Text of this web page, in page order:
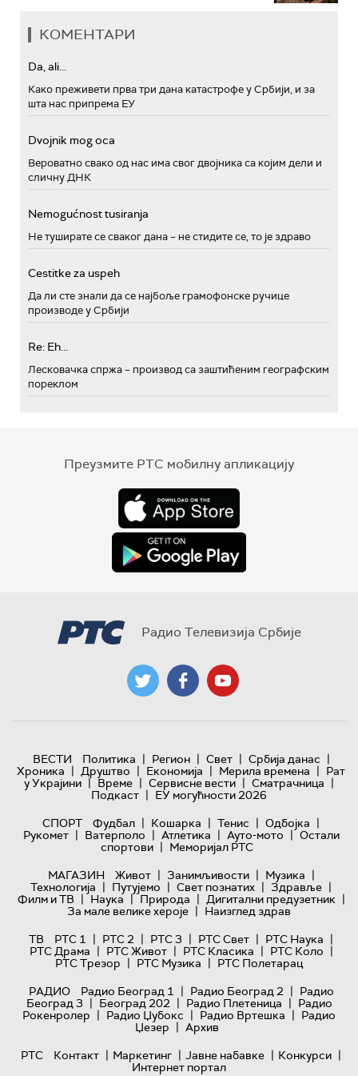
КОМЕНТАРИ
Da, ali...
Како преживети прва три дана катастрофе у Србији, и за
шта нас припрема ЕУ
Dvojnik mog oca
Вероватно свако од нас има свог двојника са којим дели и
сличну ДНК
Nemogućnost tusiranja
Не туширате се сваког дана – не стидите се, то је здраво
Cestitke za uspeh
Да ли сте знали да се најбоље грамофонске ручице
производе у Србији
Re: Eh...
Лесковачка спржа – производ са заштићеним географским
пореклом
Преузмите РТС мобилну апликацију
Радио Телевизија Србије
ВЕСТИ Политика | Регион | Свет | Србија данас |
Хроника | Друштво | Економија | Мерила времена | Рат
у Украјини | Време | Сервисне вести | Сматрачница |
Подкаст | ЕУ могућности 2026
СПОРТ
Фудбал | Кошарка | Тенис | Одбојка |
Рукомет | Ватерполо | Атлетика | Ауто-мото | Остали
спортови | Меморијал РТС
МАГАЗИН
Живот | Занимљивости | Музика |
Технологијa | Путујемо | Свет познатих | Здравље |
Филм и ТВ | Наука | Природа | Дигитални предузетник |
За мале велике хероје | Наизглед здрав
ТВ
РТС 1 | РТС 2 | РТС 3 | РТС Свет | РТС Наука |
РТС Драма | РТС Живот | РТС Класика | РТС Коло |
РТС Трезор | РТС Музика | РТС Полетарац
РАДИО
Радио Београд 1 | Радио Београд 2 | Радио
Београд 3 | Београд 202 | Радио Плетеница | Радио
Рокенролер | Радио Џубокс | Радио Вртешка | Радио
Џезер | Архив
РТС
Контакт | Маркетинг | Јавне набавке | Конкурси |
Интернет портал